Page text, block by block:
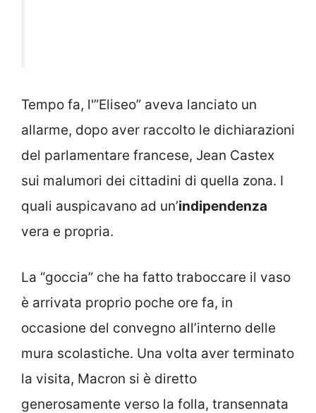
Tempo fa, l'”Eliseo” aveva lanciato un
allarme, dopo aver raccolto le dichiarazioni
del parlamentare francese, Jean Castex
sui malumori dei cittadini di quella zona. I
quali auspicavano ad un’indipendenza
vera e propria.
La “goccia” che ha fatto traboccare il vaso
è arrivata proprio poche ore fa, in
occasione del convegno all’interno delle
mura scolastiche. Una volta aver terminato
la visita, Macron si è diretto
generosamente verso la folla, transennata